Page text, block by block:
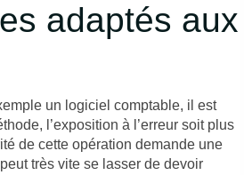
adaptés aux
un logiciel comptable, il est
l’exposition à l’erreur soit plus
de cette opération demande une
très vite se lasser de devoir